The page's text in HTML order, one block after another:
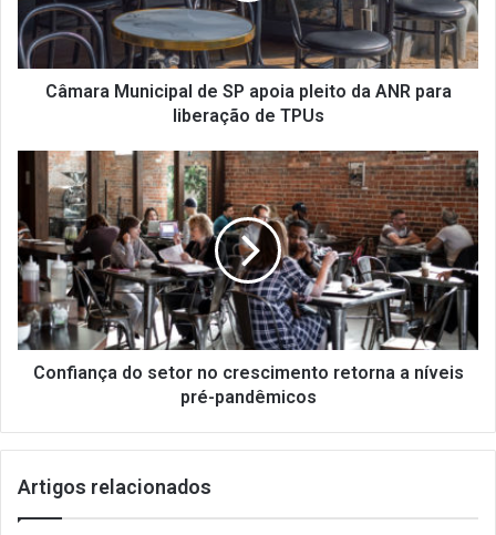
M
u
n
d
e
S
P
a
p
p
e
Câmara Municipal de SP apoia pleito da ANR para
liberação de TPUs
o
n
f
i
a
n
ç
a
o
Confiança do setor no crescimento retorna a níveis
pré-pandêmicos
Artigos relacionados